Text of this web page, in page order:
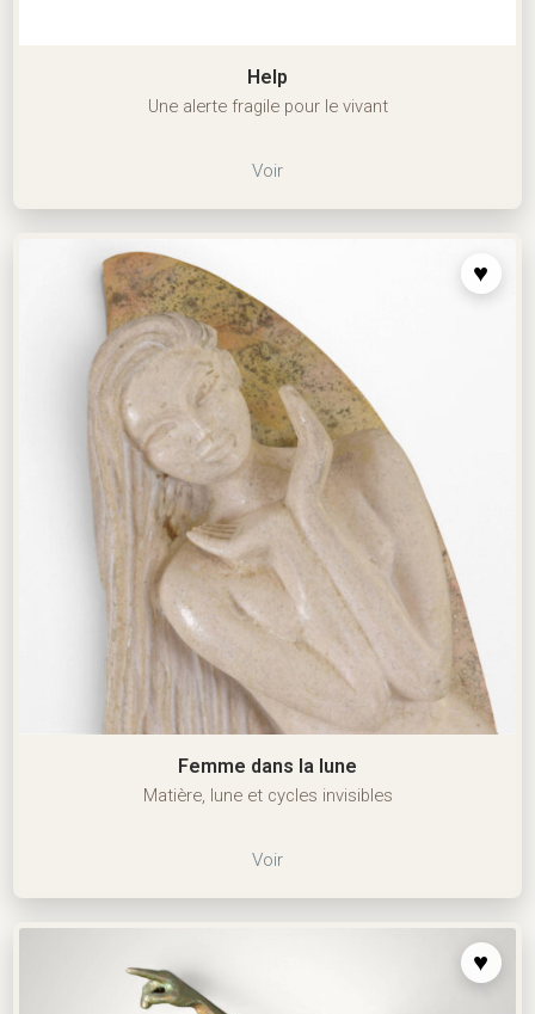
Help
Une alerte fragile pour le vivant
Voir
Femme dans la lune
Matière, lune et cycles invisibles
Voir